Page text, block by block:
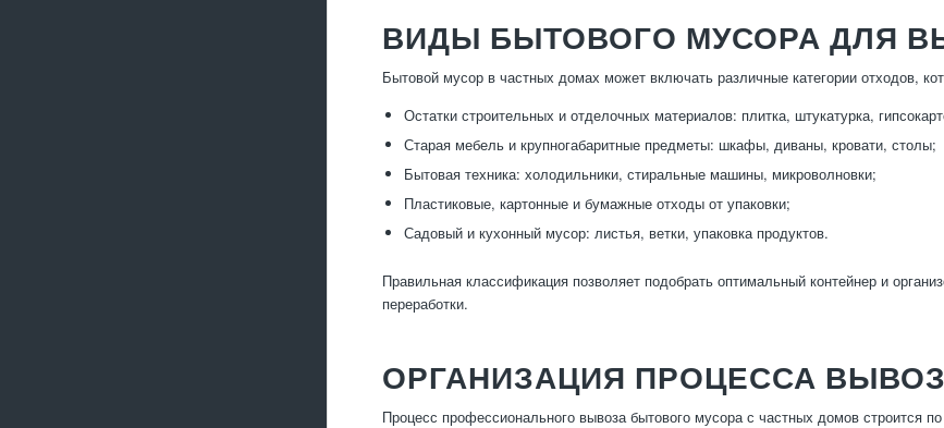
ВИДЫ БЫТОВОГО МУСОРА ДЛЯ
Бытовой мусор в частных домах может включать различные категории отходов,
Остатки строительных и отделочных материалов: плитка, штукатурка,
Старая мебель и крупногабаритные предметы: шкафы, диваны, кровати, столы;
Бытовая техника: холодильники, стиральные машины, микроволновки;
Пластиковые, картонные и бумажные отходы от упаковки;
Садовый и кухонный мусор: листья, ветки, упаковка продуктов.
Правильная классификация позволяет подобрать оптимальный контейнер и
переработки.
ОРГАНИЗАЦИЯ ПРОЦЕССА
Процесс профессионального вывоза бытового мусора с частных домов строится